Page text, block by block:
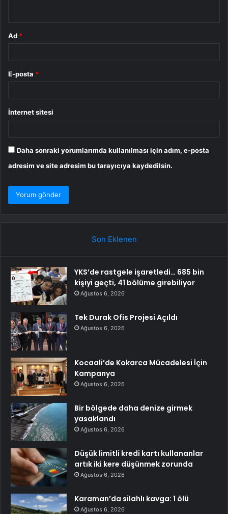
Ad *
E-posta *
İnternet sitesi
Daha sonraki yorumlarımda kullanılması için adım, e-posta
adresim ve site adresim bu tarayıcıya kaydedilsin.
Son Eklenen
YKS’de rastgele işaretledi… 685 bin
kişiyi geçti, 41 bölüme girebiliyor
Ağustos 6, 2026
Tek Durak Ofis Projesi Açıldı
Ağustos 6, 2026
Kocaali’de Kokarca Mücadelesi İçin
Kampanya
Ağustos 6, 2026
Bir bölgede daha denize girmek
yasaklandı
Ağustos 6, 2026
Düşük limitli kredi kartı kullananlar
artık iki kere düşünmek zorunda
Ağustos 6, 2026
Karaman’da silahlı kavga: 1 ölü
Ağustos 6, 2026